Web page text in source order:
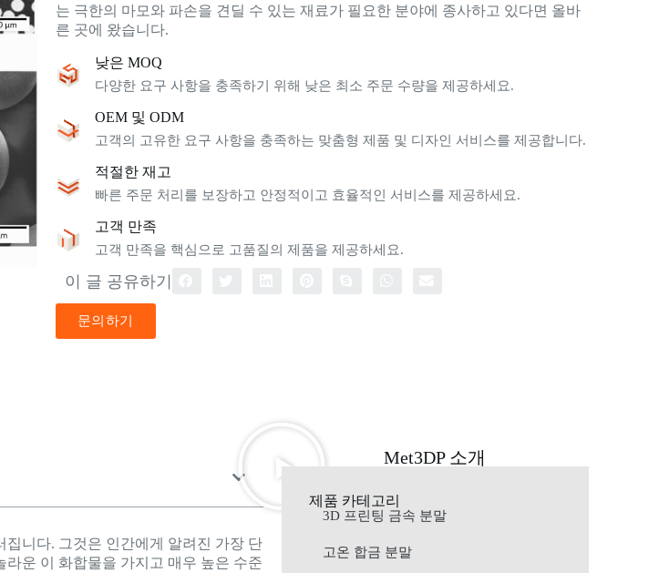
는 극한의 마모와 파손을 견딜 수 있는 재료가 필요한 분야에 종사하고 있다면 올바
른 곳에 왔습니다.
낮은 MOQ
다양한 요구 사항을 충족하기 위해 낮은 최소 주문 수량을 제공하세요.
OEM 및 ODM
고객의 고유한 요구 사항을 충족하는 맞춤형 제품 및 디자인 서비스를 제공합니다.
적절한 재고
빠른 주문 처리를 보장하고 안정적이고 효율적인 서비스를 제공하세요.
고객 만족
고객 만족을 핵심으로 고품질의 제품을 제공하세요.
이 글 공유하기
문의하기
니다. 그것은 인간에게 알려진 가장 단
운 이 화합물을 가지고 매우 높은 수준
Met3DP 소개
제품 카테고리
3D 프린팅 금속 분말
고온 합금 분말